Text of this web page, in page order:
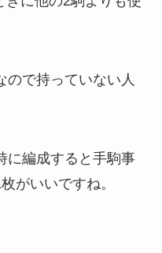
ので持っていない人
に編成すると手駒事
がいいですね。